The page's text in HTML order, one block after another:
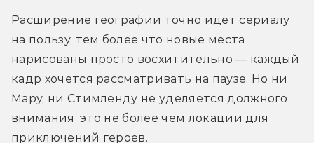
Расширение географии точно идет сериалу
на пользу, тем более что новые места
нарисованы просто восхитительно — каждый
кадр хочется рассматривать на паузе. Но ни
Мару, ни Стимленду не уделяется должного
внимания; это не более чем локации для
приключений героев.